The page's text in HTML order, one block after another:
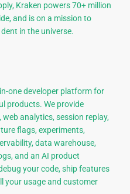
Kraken powers 70+ million
and is on a mission to
in the universe.
one developer platform for
products. We provide
analytics, session replay,
flags, experiments,
data warehouse,
and an AI product
your code, ship features
your usage and customer